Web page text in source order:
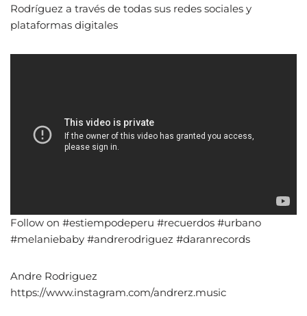
Rodríguez a través de todas sus redes sociales y
plataformas digitales
Follow on #estiempodeperu #recuerdos #urbano
#melaniebaby #andrerodriguez #daranrecords
Andre Rodriguez
https://www.instagram.com/andrerz.music